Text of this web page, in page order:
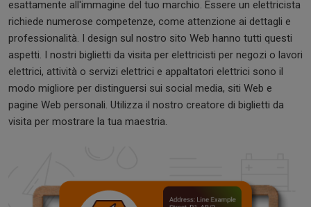
esattamente all'immagine del tuo marchio. Essere un elettricista
richiede numerose competenze, come attenzione ai dettagli e
professionalità. I ​​design sul nostro sito Web hanno tutti questi
aspetti. I nostri biglietti da visita per elettricisti per negozi o lavori
elettrici, attività o servizi elettrici e appaltatori elettrici sono il
modo migliore per distinguersi sui social media, siti Web e
pagine Web personali. Utilizza il nostro creatore di biglietti da
visita per mostrare la tua maestria.